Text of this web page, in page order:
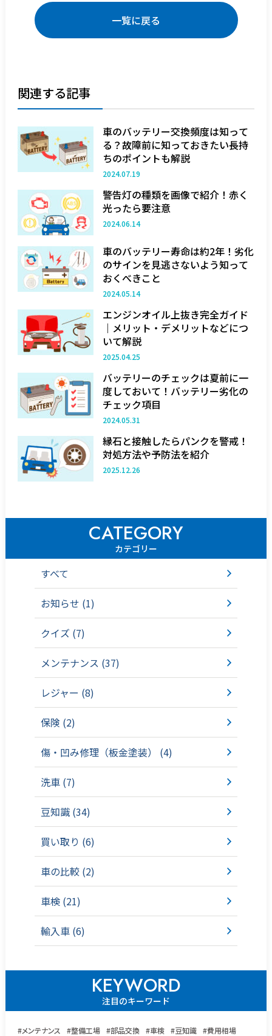
k
一覧に戻る
関連する記事
車のバッテリー交換頻度は知って
る？故障前に知っておきたい長持
ちのポイントも解説
2024.07.19
警告灯の種類を画像で紹介！赤く
光ったら要注意
2024.06.14
車のバッテリー寿命は約2年！劣化
のサインを見逃さないよう知って
おくべきこと
2024.05.14
エンジンオイル上抜き完全ガイド
｜メリット・デメリットなどにつ
いて解説
2025.04.25
バッテリーのチェックは夏前に一
度しておいて！バッテリー劣化の
チェック項目
2024.05.31
縁石と接触したらパンクを警戒！
対処方法や予防法を紹介
2025.12.26
CATEGORY
カテゴリー
すべて
お知らせ (1)
クイズ (7)
メンテナンス (37)
レジャー (8)
保険 (2)
傷・凹み修理（板金塗装） (4)
洗車 (7)
豆知識 (34)
買い取り (6)
車の比較 (2)
車検 (21)
輸入車 (6)
KEYWORD
注目のキーワード
#メンテナンス #整備工場 #部品交換 #車検 #豆知識 #費用相場